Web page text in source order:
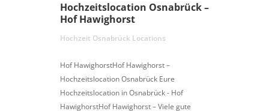
Hochzeitslocation Osnabrück –
Hof Hawighorst
Hochzeit Osnabrück Locations
Hof HawighorstHof Hawighorst –
Hochzeitslocation Osnabrück Eure
Hochzeitslocation in Osnabrück - Hof
HawighorstHof Hawighorst – Viele gute